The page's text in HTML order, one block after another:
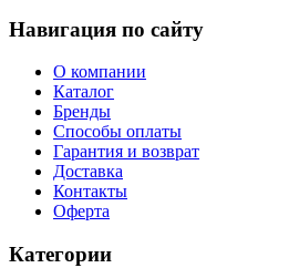
Навигация по сайту
О компании
Каталог
Бренды
Способы оплаты
Гарантия и возврат
Доставка
Контакты
Оферта
Категории